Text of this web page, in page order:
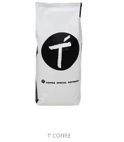
T' COFFEE